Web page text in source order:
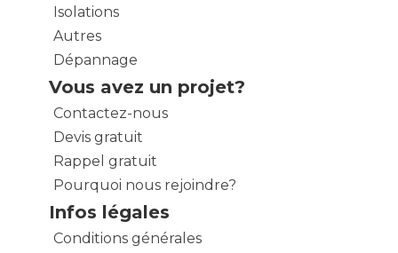
Isolations
Autres
Dépannage
Vous avez un projet?
Contactez-nous
Devis gratuit
Rappel gratuit
Pourquoi nous rejoindre?
Infos légales
Conditions générales